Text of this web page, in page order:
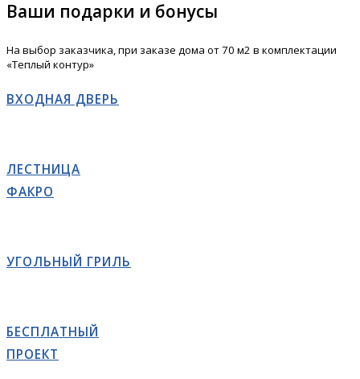
Ваши подарки и бонусы
На выбор заказчика, при заказе дома от 70 м2 в комплектации
«Теплый контур»
ВХОДНАЯ ДВЕРЬ
ЛЕСТНИЦА
ФАКРО
УГОЛЬНЫЙ ГРИЛЬ
БЕСПЛАТНЫЙ
ПРОЕКТ